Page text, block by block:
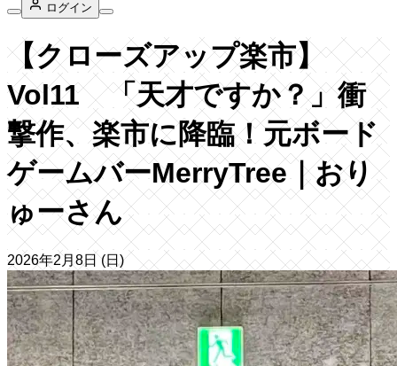
ログイン
【クローズアップ楽市】
Vol11 「天才ですか？」衝
撃作、楽市に降臨！元ボード
ゲームバーMerryTree｜おり
ゅーさん
2026年2月8日 (日)